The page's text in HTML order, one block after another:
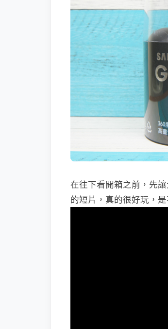
在往下看開箱之前，先
的短片， 真的很好玩，